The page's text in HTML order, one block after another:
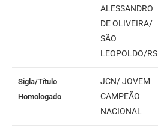
ALESSANDRO
DE OLIVEIRA/
SÃO
LEOPOLDO/RS
Sigla/Título
Homologado
JCN/ JOVEM
CAMPEÃO
NACIONAL